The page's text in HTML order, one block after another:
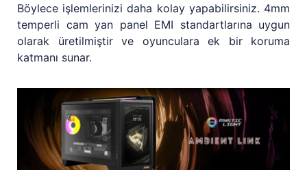
Böylece işlemlerinizi daha kolay yapabilirsiniz. 4mm
temperli cam yan panel EMI standartlarına uygun
olarak üretilmiştir ve oyunculara ek bir koruma
katmanı sunar.